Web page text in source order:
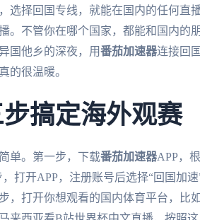
选择回国专线，就能在国内的任何直
。不管你在哪个国家，都能和国内的
国他乡的深夜，用番茄加速器连接回
的很温暖。
搞定海外观赛
单。第一步，下载番茄加速器APP，
，打开APP，注册账号后选择“回国加
，打开你想观看的国内体育平台，比